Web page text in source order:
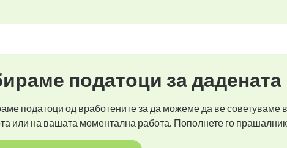
податоци за дадената
податоци од вработените за да можеме да ве советуваме
или на вашата моментална работа. Пополнете го